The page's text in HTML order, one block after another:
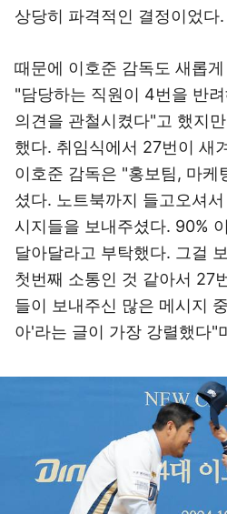
상당히 파격적인 결정이었다.
때문에 이호준 감독도 새롭
"담당하는 직원이 4번을 반
의견을 관철시켰다"고 했지
했다. 취임식에서 27번이 새
이호준 감독은 "홍보팀, 마케
셨다. 노트북까지 들고오셔
시지들을 보내주셨다. 90%
달아달라고 부탁했다. 그걸
첫번째 소통인 것 같아서 27
들이 보내주신 많은 메시지
아'라는 글이 가장 강렬했다"